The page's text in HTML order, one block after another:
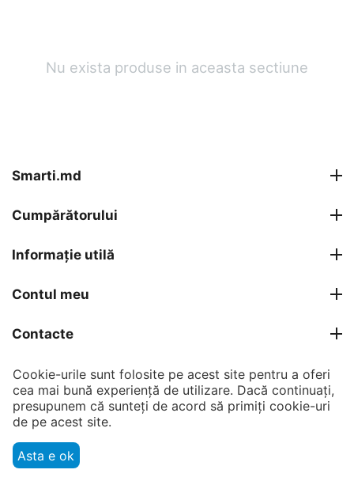
Nu exista produse in aceasta sectiune
Smarti.md
Cumpărătorului
Informație utilă
Contul meu
Contacte
© 2007 - 2026 Smarti Computer SRL.
Cookie-urile sunt folosite pe acest site pentru a oferi
cea mai bună experiență de utilizare. Dacă continuați,
presupunem că sunteți de acord să primiți cookie-uri
de pe acest site.
Asta e ok